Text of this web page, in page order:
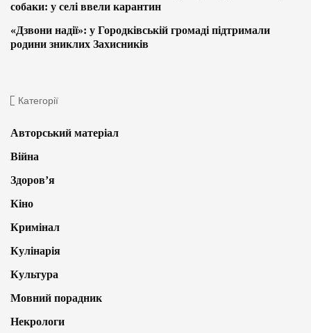
собаки: у селі ввели карантин
«Дзвони надії»: у Городківській громаді підтримали
родини зниклих Захисників
Категорії
Авторський матеріал
Війна
Здоров’я
Кіно
Кримінал
Кулінарія
Культура
Мовний порадник
Некрологи